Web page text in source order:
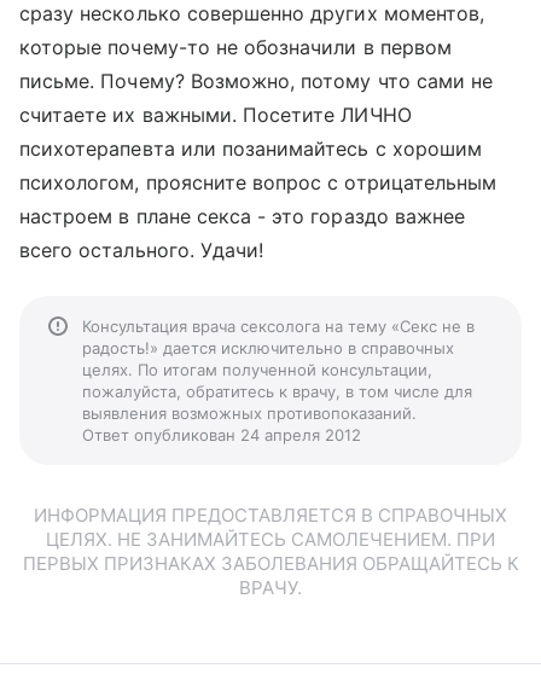
сразу несколько совершенно других моментов,
которые почему-то не обозначили в первом
письме. Почему? Возможно, потому что сами не
считаете их важными. Посетите ЛИЧНО
психотерапевта или позанимайтесь с хорошим
психологом, проясните вопрос с отрицательным
настроем в плане секса - это гораздо важнее
всего остального. Удачи!
Консультация врача сексолога на тему «Секс не в
радость!» дается исключительно в справочных
целях. По итогам полученной консультации,
пожалуйста, обратитесь к врачу, в том числе для
выявления возможных противопоказаний.
Ответ опубликован 24 апреля 2012
ИНФОРМАЦИЯ ПРЕДОСТАВЛЯЕТСЯ В СПРАВОЧНЫХ
ЦЕЛЯХ. НЕ ЗАНИМАЙТЕСЬ САМОЛЕЧЕНИЕМ. ПРИ
ПЕРВЫХ ПРИЗНАКАХ ЗАБОЛЕВАНИЯ ОБРАЩАЙТЕСЬ К
ВРАЧУ.